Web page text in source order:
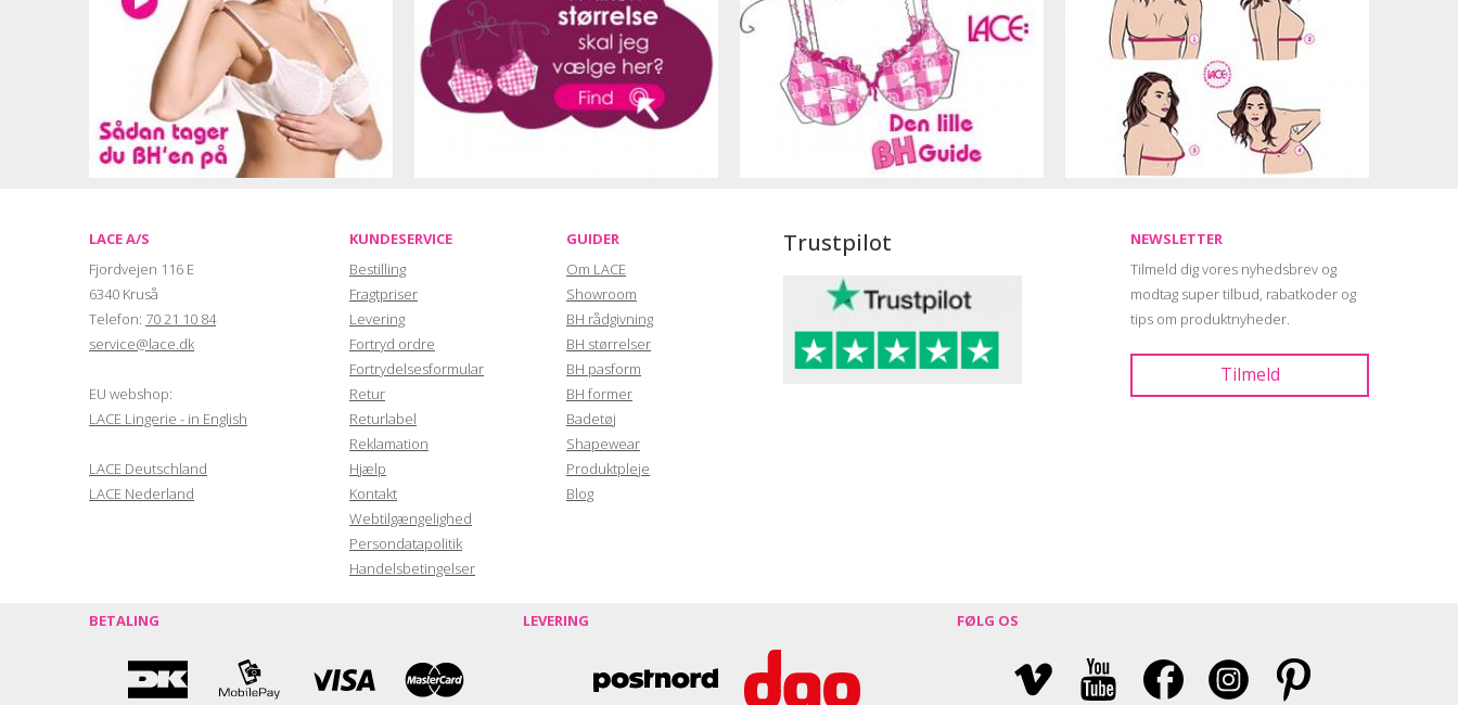
LACE A/S
Fjordvejen 116 E
6340 Kruså
Telefon: 70 21 10 84
service@lace.dk
EU webshop:
LACE Lingerie - in English
LACE Deutschland
LACE Nederland
KUNDESERVICE
Bestilling
Fragtpriser
Levering
Fortryd ordre
Fortrydelsesformular
Retur
Returlabel
Reklamation
Hjælp
Kontakt
Webtilgængelighed
Persondatapolitik
Handelsbetingelser
GUIDER
Om LACE
Showroom
BH rådgivning
BH størrelser
BH pasform
BH former
Badetøj
Shapewear
Produktpleje
Blog
Trustpilot
NEWSLETTER
Tilmeld dig vores nyhedsbrev og
modtag super tilbud, rabatkoder og
tips om produktnyheder.
BETALING LEVERING FØLG OS